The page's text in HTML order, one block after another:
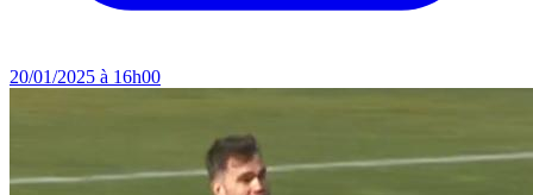
20/01/2025 à 16h00